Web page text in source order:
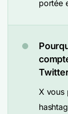
portée
X vous